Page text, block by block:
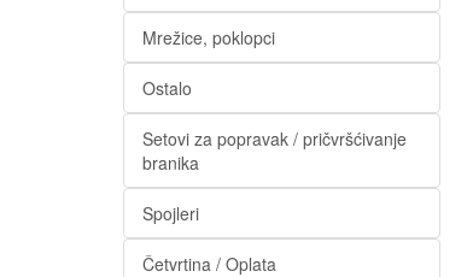
Mrežice, poklopci
Ostalo
Setovi za popravak / pričvršćivanje
branika
Spojleri
Četvrtina / Oplata